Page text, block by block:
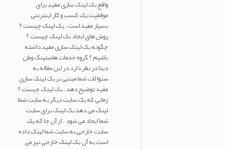
واقع بک لینک سازی مفید برای
موفقیت یک کسب و کار اینترنتی
بسیار مفید است . بک لینک چیست ؟
روش های ایجاد بک لینک چیست ؟
چگونه بک لینک سازی مفید داشته
باشیم ؟ گروه خدمات هاستینگ وطن
دیتا در نظر دارد در این مقاله به
سئوالات شما مبتنی بر بک لینک سازی
مفید توضیح دهد . بک لینک چیست ؟
زمانی که یک سایت دیگر به سایت شما
لینک می دهد بک لینک برای سایت
شما ایجاد می شود . از آن جا که یک
سایت خارجی به سایت شما لینک داده
است به آن بک لینک خارجی نیز می